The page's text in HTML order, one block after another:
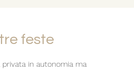
feste
in autonomia ma